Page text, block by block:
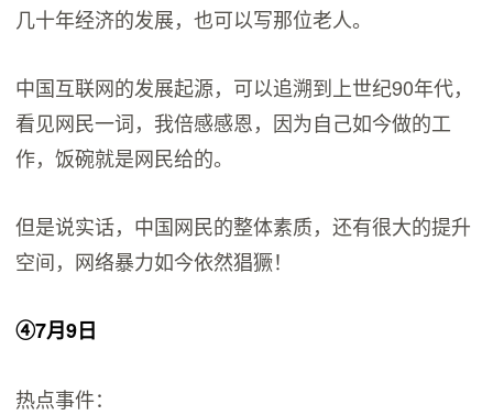
几十年经济的发展，也可以写那位老人。
中国互联网的发展起源，可以追溯到上世纪90年代，
看见网民一词，我倍感感恩，因为自己如今做的工
作，饭碗就是网民给的。
但是说实话，中国网民的整体素质，还有很大的提升
空间，网络暴力如今依然猖獗！
④7月9日
热点事件：